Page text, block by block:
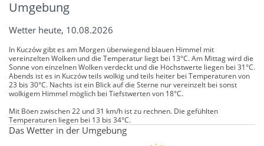
Umgebung
Wetter heute, 10.08.2026
In Kuczów gibt es am Morgen überwiegend blauen Himmel mit
vereinzelten Wolken und die Temperatur liegt bei 13°C. Am Mittag wird die
Sonne von einzelnen Wolken verdeckt und die Höchstwerte liegen bei 31°C.
Abends ist es in Kuczów teils wolkig und teils heiter bei Temperaturen von
23 bis 30°C. Nachts ist ein Blick auf die Sterne nur vereinzelt bei sonst
wolkigem Himmel möglich bei Tiefstwerten von 18°C.
Mit Böen zwischen 22 und 31 km/h ist zu rechnen. Die gefühlten
Temperaturen liegen bei 13 bis 34°C.
Das Wetter in der Umgebung